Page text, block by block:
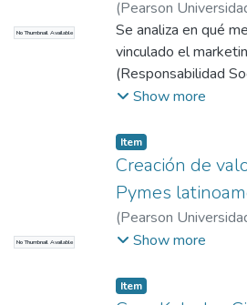
No Thumbnail Available
(Pearson
Sanclemente-Tellez,
Universidad EAFIT.
Administración;
(GEM)
Se analiza en qué
vinculado el
(Responsabilidad
texto académico
reconozcan la
marketing y la RSE .
Show more
No Thumbnail Available
Item
Creación de
Pymes
(Pearson
Sanclemente-Tellez,
de Administración
Show more
Item